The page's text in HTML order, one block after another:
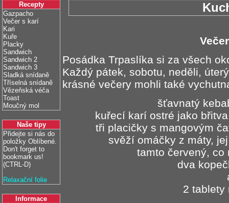
Recepty
Gazpacho
Večer s karí
Kari
Kuře
Placky
Sandwich
Sandwich 2
Sandwich 3
Sladká snídaně
Tříselná snídaně
Vězeňská véča
Toast
Moučný mol
Naše tipy
Přidejte si nás do
položky Oblíbené.
Don't forget to
bookmark us!
(CTRL-D)
Relaxační folie
Informace
Posádka Trpaslíka si za všech
Každý pátek, sobotu, neděli,
krásné večery mohli také
šťavnatý
kuřecí karí ostré jako
tři placičky s mangovým
svěží omáčky z máty,
tamto červený, co
dva
2 tablety